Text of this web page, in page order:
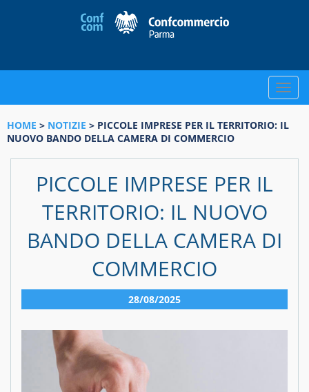
Toggle
HOME > NOTIZIE > PICCOLE IMPRESE PER IL TERRITORIO: IL
NUOVO BANDO DELLA CAMERA DI COMMERCIO
PICCOLE IMPRESE PER IL
TERRITORIO: IL NUOVO
BANDO DELLA CAMERA DI
COMMERCIO
28/08/2025